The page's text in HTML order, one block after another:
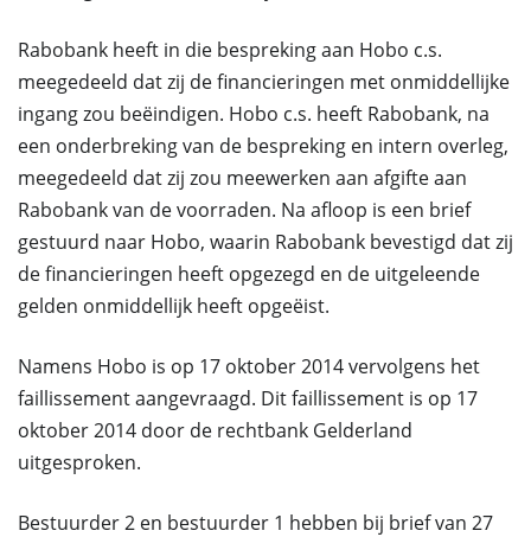
Rabobank heeft in die bespreking aan Hobo c.s.
meegedeeld dat zij de financieringen met onmiddellijke
ingang zou beëindigen. Hobo c.s. heeft Rabobank, na
een onderbreking van de bespreking en intern overleg,
meegedeeld dat zij zou meewerken aan afgifte aan
Rabobank van de voorraden. Na afloop is een brief
gestuurd naar Hobo, waarin Rabobank bevestigd dat zij
de financieringen heeft opgezegd en de uitgeleende
gelden onmiddellijk heeft opgeëist.
Namens Hobo is op 17 oktober 2014 vervolgens het
faillissement aangevraagd. Dit faillissement is op 17
oktober 2014 door de rechtbank Gelderland
uitgesproken.
Bestuurder 2 en bestuurder 1 hebben bij brief van 27